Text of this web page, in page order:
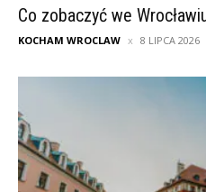
Co zobaczyć we
KOCHAM WROCLAW 8 LIPCA 2026